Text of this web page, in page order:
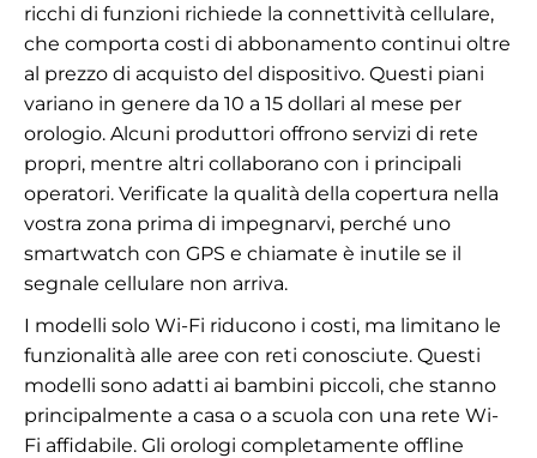
ricchi di funzioni richiede la connettività cellulare,
che comporta costi di abbonamento continui oltre
al prezzo di acquisto del dispositivo. Questi piani
variano in genere da 10 a 15 dollari al mese per
orologio. Alcuni produttori offrono servizi di rete
propri, mentre altri collaborano con i principali
operatori. Verificate la qualità della copertura nella
vostra zona prima di impegnarvi, perché uno
smartwatch con GPS e chiamate è inutile se il
segnale cellulare non arriva.
I modelli solo Wi-Fi riducono i costi, ma limitano le
funzionalità alle aree con reti conosciute. Questi
modelli sono adatti ai bambini piccoli, che stanno
principalmente a casa o a scuola con una rete Wi-
Fi affidabile. Gli orologi completamente offline